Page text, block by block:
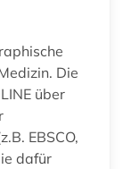
Die
über
EBSCO,
dafür